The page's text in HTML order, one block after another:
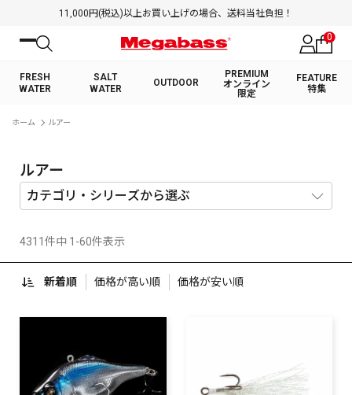
11,000円(税込)以上お買い上げの場合、送料当社負担！
0
FRESH
WATER
SALT
WATER
OUTDOOR
PREMIUM
オンライン
限定
FEATURE
特集
キーワード
カテゴリ
PREMIUM オンライン限定
SALT WATER
ホーム ルアー
ルアー
4311件中 1-60件表示
新着順 価格が高い順 価格が安い順